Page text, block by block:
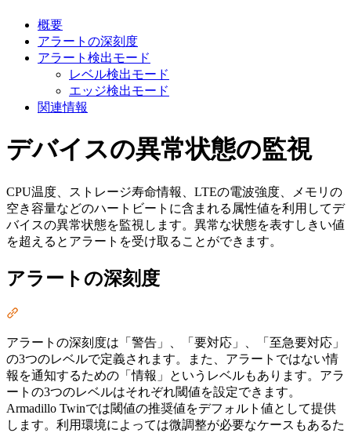
概要
アラートの深刻度
アラート検出モード
レベル検出モード
エッジ検出モード
関連情報
デバイスの異常状態の監視
CPU温度、ストレージ寿命情報、LTEの電波強度、メモリの
空き容量などのハートビートに含まれる属性値を利用してデ
バイスの異常状態を監視します。異常な状態を表すしきい値
を超えるとアラートを受け取ることができます。
アラートの深刻度
アラートの深刻度は「警告」、「要対応」、「至急要対応」
の3つのレベルで定義されます。また、アラートではない情
報を通知するための「情報」というレベルもあります。アラ
ートの3つのレベルはそれぞれ閾値を設定できます。
Armadillo Twinでは閾値の推奨値をデフォルト値として提供
します。利用環境によっては微調整が必要なケースもあるた